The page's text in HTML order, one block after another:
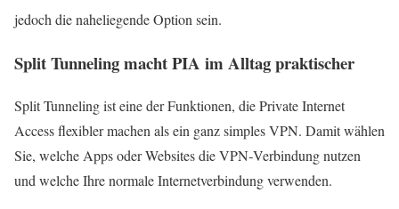
jedoch die naheliegende Option sein.
Split Tunneling macht PIA im Alltag praktischer
Split Tunneling ist eine der Funktionen, die Private Internet
Access flexibler machen als ein ganz simples VPN. Damit wählen
Sie, welche Apps oder Websites die VPN‑Verbindung nutzen
und welche Ihre normale Internetverbindung verwenden.